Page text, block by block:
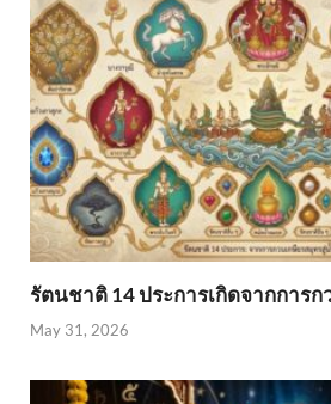
รัตนชาติ 14 ประการเกิดจากการ
May 31, 2026